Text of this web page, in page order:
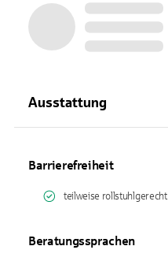
Ausstattung
Barrierefreiheit
teilweise rollstuhlgerecht
Beratungssprachen